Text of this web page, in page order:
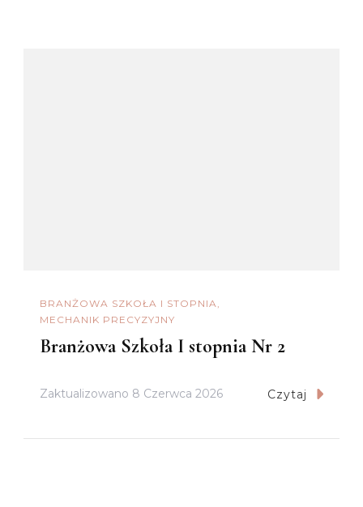
BRANŻOWA SZKOŁA I STOPNIA
MECHANIK PRECYZYJNY
Branżowa Szkoła I stopnia Nr 2
Zaktualizowano 8 Czerwca 2026 Czytaj